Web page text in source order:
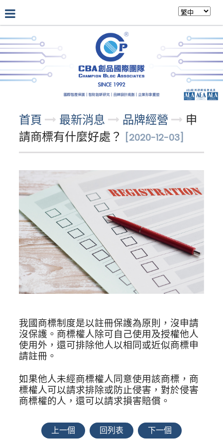
公司介紹 專業團隊
首頁 最新消息 品牌經營
申
請商標有什麼好處？
[2020-12-03]
我國商標制度是以註冊保護為原則，沒申請
沒保護。商標權人除可自己使用及授權他人
使用外，還可排除他人以相同或近似商標申
請註冊。
如果他人未經商標權人同意使用該商標，商
標權人可以請求排除或防止侵害，對於侵害
商標權的人，還可以請求損害賠償。
上一個 回列表 下一個